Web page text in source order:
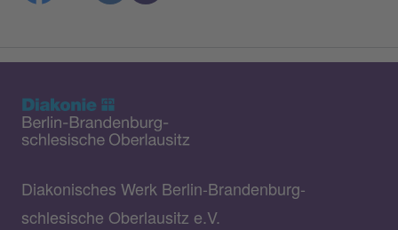
Diakonisches Werk Berlin-Brandenburg-
schlesische Oberlausitz e.V.